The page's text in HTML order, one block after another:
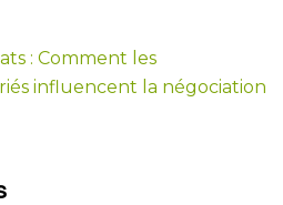
: Comment les
influencent la négociation